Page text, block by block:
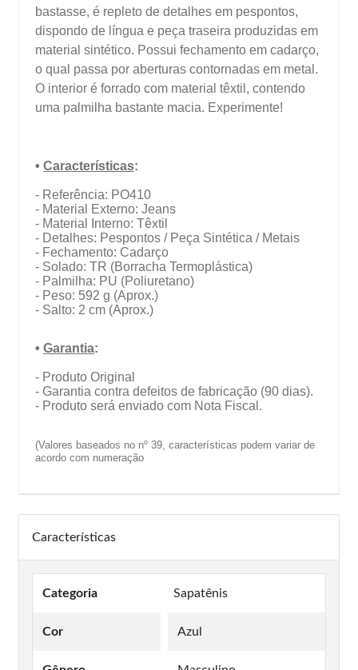
bastasse, é repleto de detalhes em pespontos,
dispondo de língua e peça traseira produzidas em
material sintético. Possui fechamento em cadarço,
o qual passa por aberturas contornadas em metal.
O interior é forrado com material têxtil, contendo
uma palmilha bastante macia. Experimente!
• Características:
- Referência: PO410
- Material Externo: Jeans
- Material Interno: Têxtil
- Detalhes: Pespontos / Peça Sintética / Metais
- Fechamento: Cadarço
- Solado: TR (Borracha Termoplástica)
- Palmilha: PU (Poliuretano)
- Peso: 592 g (Aprox.)
- Salto: 2 cm (Aprox.)
• Garantia:
- Produto Original
- Garantia contra defeitos de fabricação (90 dias).
- Produto será enviado com Nota Fiscal.
(Valores baseados no nº 39, características podem variar de
acordo com numeração
Características
Categoria Sapatênis
Cor Azul